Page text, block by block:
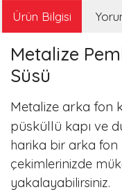
Ürün Bilgisi
Metalize
Süsü
Metalize arka fon
püsküllü kapı ve
harika bir arka
çekimlerinizde
yakalayabilirsiniz.